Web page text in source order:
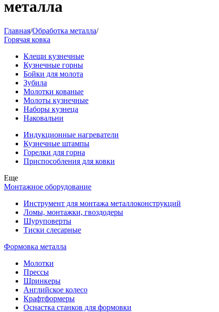
металла
Главная/Обработка металла/
Горячая ковка
Клещи кузнечные
Кузнечные горны
Бойки для молота
Зубила
Молотки кованые
Молоты кузнечные
Наборы кузнеца
Наковальни
Индукционные нагреватели
Кузнечные штампы
Горелки для горна
Приспособления для ковки
Еще
Монтажное оборудование
Инструмент для монтажа металлоконструкций
Ломы, монтажки, гвоздодеры
Шуруповерты
Тиски слесарные
Формовка металла
Молотки
Прессы
Шринкеры
Английское колесо
Крафтформеры
Оснастка станков для формовки